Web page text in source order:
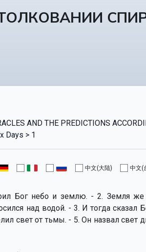
AND THE PREDICTIONS
Days > 1
中文(大陆) 中文(
Бог небо и землю. - 2. Земля же
над водой. - 3. И тогда сказал
свет от тьмы. - 5. Он назвал свет